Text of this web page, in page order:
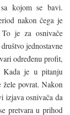
sa kojom se bavi.
nakon čega je
je za osnivače
jednostavne
određenu profit,
Kada je u pitanju
povrat. Nakon
izjava osnivača da
pretvara u prihod